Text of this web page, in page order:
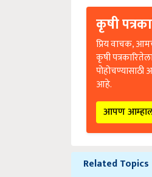
कृषी
प्रिय वाचक,
कृषी
आहे.
आपण
Related Topics